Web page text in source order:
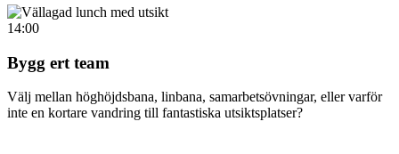
14:00
Bygg ert team
Välj mellan höghöjdsbana, linbana, samarbetsövningar, eller varför
inte en kortare vandring till fantastiska utsiktsplatser?